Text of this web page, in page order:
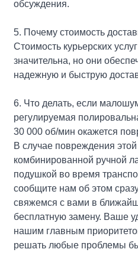
обсуждения.
5. Почему стоимость
Стоимость курьерских
значительна, но они
надежную и быструю
6. Что делать, если
регулируемая
30 000 об/мин окажется
В случае повреждения
комбинированной ручной
подушкой во время
сообщите нам об этом
свяжемся с вами в
бесплатную замену. Ваше
нашим главным
решать любые проблемы